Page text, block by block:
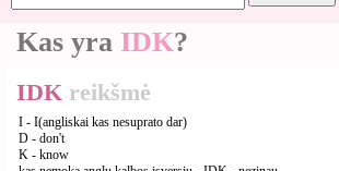
Kas yra IDK?
IDK reikšmė
I - I(angliskai kas nesuprato dar)
D - don't
K - know